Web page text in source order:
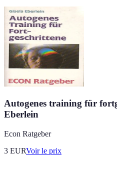
Autogenes training für
Eberlein
Econ Ratgeber
3 EURVoir le prix